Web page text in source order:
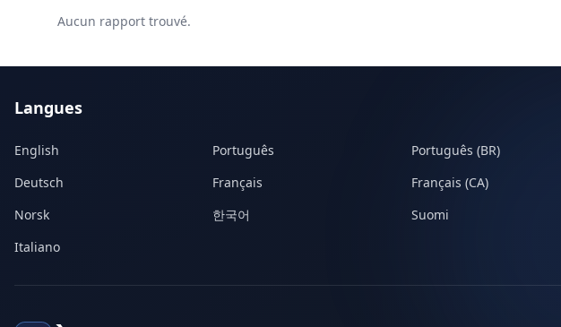
Aucun rapport trouvé.
Langues
English Português Português (BR)
Deutsch
Français Français (CA)
Norsk
한국어 Suomi
Italiano